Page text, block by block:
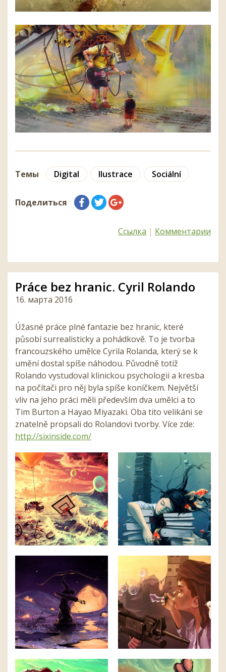
Темы Digital Ilustrace Sociální
Поделиться
Ссылка | Комментарии
Práce bez hranic. Cyril Rolando
16. марта 2016
Úžasné práce plné fantazie bez hranic, které
působí surrealisticky a pohádkově. To je tvorba
francouzského umělce Cyrila Rolanda, který se k
umění dostal spíše náhodou. Původně totiž
Rolando vystudoval klinickou psychologii a kresba
na počítači pro něj byla spíše koníčkem. Největší
vliv na jeho práci měli především dva umělci a to
Tim Burton a Hayao Miyazaki. Oba tito velikáni se
znatelně propsali do Rolandovi tvorby. Více zde:
http://sixinside.com/